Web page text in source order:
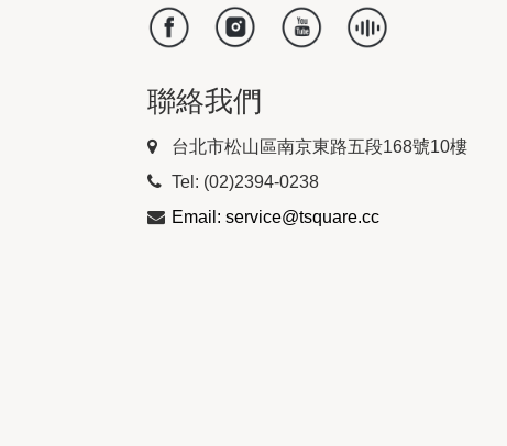
聯絡我們
台北市松山區南京東路五段168號10樓
Tel: (02)2394-0238
Email: service@tsquare.cc